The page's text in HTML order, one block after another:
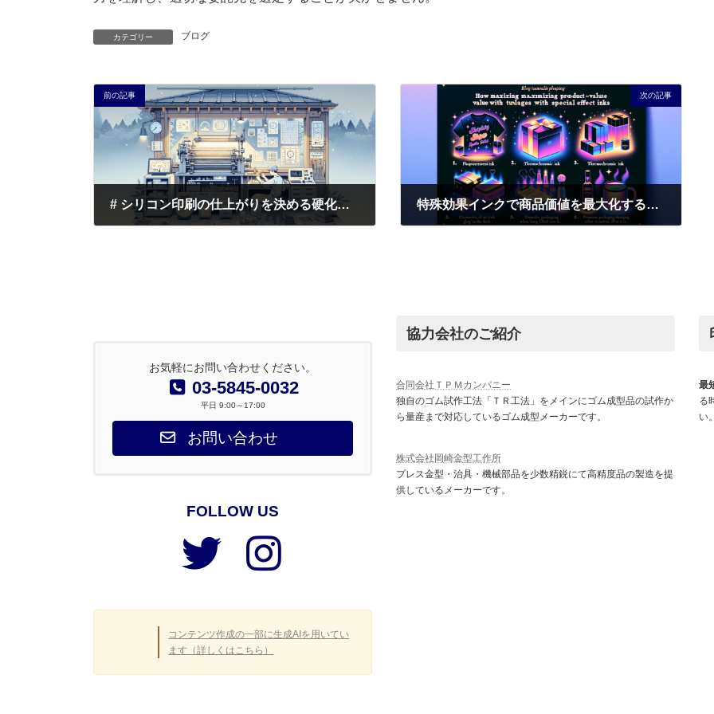
カテゴリー ブログ
前の記事
# シリコン印刷の仕上がりを決める硬化条件：温度・時間・湿度の最適管理で品質格差が生まれる理由
次の記事
特殊効果インクで商品価値を最大化する3つの戦略｜蓄光・温度変色・メタリックで市場を制覇
お気軽にお問い合わせください。
03-5845-0032
平日 9:00～17:00
お問い合わせ
FOLLOW US
リ
コンテンツ作成の一部に生成AIを用いてい
ます（詳しくはこちら）
協力会社のご紹介
合同会社ＴＰＭカンパニー
独自のゴム試作工法「ＴＲ工法」をメインにゴム成型品の試作か
ら量産まで対応しているゴム成型メーカーです。
株式会社岡崎金型工作所
プレス金型・治具・機械部品を少数精鋭にて高精度品の製造を提
供しているメーカーです。
最
る
い